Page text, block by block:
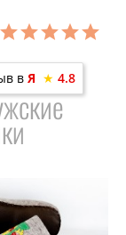
в Я ★ 4.8